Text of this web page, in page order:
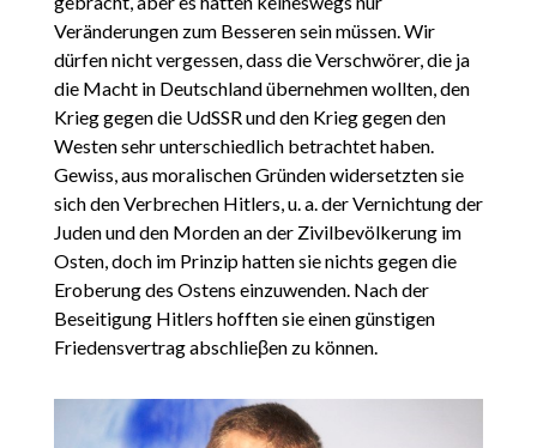
Veränderungen zum Besseren sein müssen. Wir
dürfen nicht vergessen, dass die Verschwörer, die ja
die Macht in Deutschland übernehmen wollten, den
Krieg gegen die UdSSR und den Krieg gegen den
Westen sehr unterschiedlich betrachtet haben.
Gewiss, aus moralischen Gründen widersetzten sie
sich den Verbrechen Hitlers, u. a. der Vernichtung der
Juden und den Morden an der Zivilbevölkerung im
Osten, doch im Prinzip hatten sie nichts gegen die
Eroberung des Ostens einzuwenden. Nach der
Beseitigung Hitlers hofften sie einen günstigen
Friedensvertrag abschlieβen zu können.